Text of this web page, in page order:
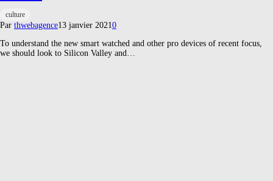
culture
Par thwebagence13 janvier 20210
To understand the new smart watched and other pro devices of recent focus,
we should look to Silicon Valley and…